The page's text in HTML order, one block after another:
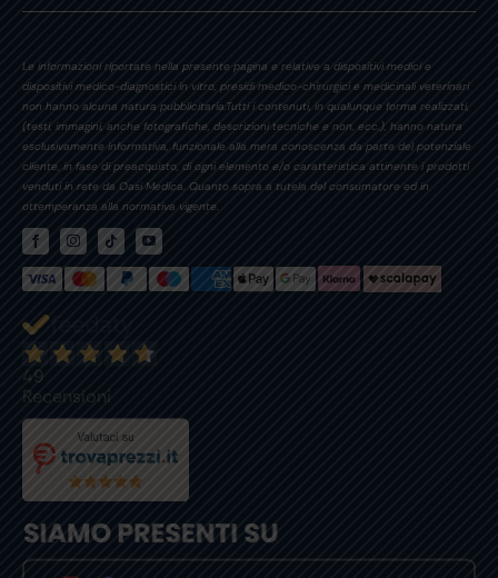
Le informazioni riportate nella presente pagina e relative a dispositivi medici e
dispositivi medico-diagnostici in vitro, presidi medico-chirurgici e medicinali veterinari
non hanno alcuna natura pubblicitaria.Tutti i contenuti, in qualunque forma realizzati,
(testi, immagini, anche fotografiche, descrizioni tecniche e non, ecc.), hanno natura
esclusivamente informativa, funzionale alla mera conoscenza da parte del potenziale
cliente, in fase di preacquisto, di ogni elemento e/o caratteristica attinente i prodotti
venduti in rete da Oasi Medica. Quanto sopra a tutela del consumatore ed in
ottemperanza alla normativa vigente.
49
Recensioni